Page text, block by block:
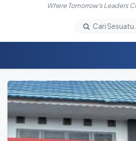
Where Tomorrow's Leaders
Cari Sesuatu...